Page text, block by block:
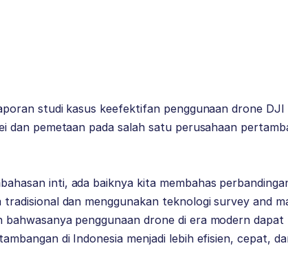
studi kasus keefektifan penggunaan drone
dan pemetaan pada salah satu perusahaan
inti, ada baiknya kita membahas
dan menggunakan teknologi survey and
penggunaan drone di era modern dapat
di Indonesia menjadi lebih efisien, cepat,